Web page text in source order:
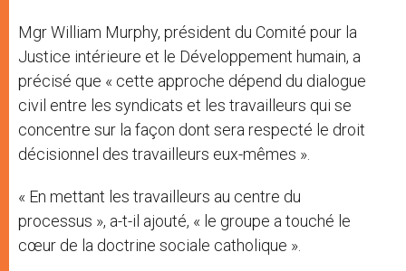
Mgr William Murphy, président du Comité pour la
Justice intérieure et le Développement humain, a
précisé que « cette approche dépend du dialogue
civil entre les syndicats et les travailleurs qui se
concentre sur la façon dont sera respecté le droit
décisionnel des travailleurs eux-mêmes ».
« En mettant les travailleurs au centre du
processus », a-t-il ajouté, « le groupe a touché le
cœur de la doctrine sociale catholique ».